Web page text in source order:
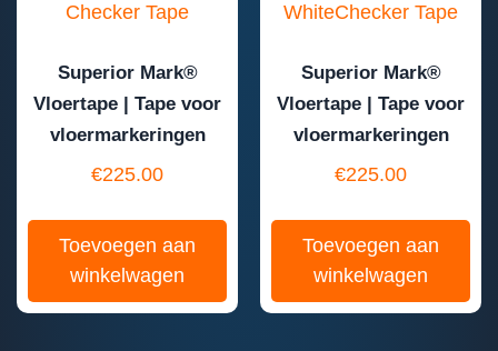
Superior Mark®
Vloertape | Tape voor
vloermarkeringen
€225.00
Toevoegen aan
winkelwagen
Superior Mark®
Vloertape | Tape voor
vloermarkeringen
€225.00
Toevoegen aan
winkelwagen